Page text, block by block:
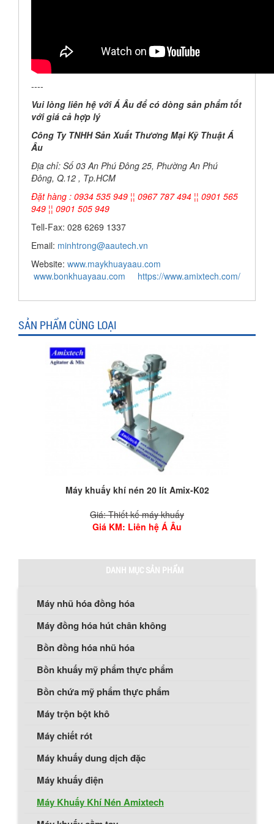
----
Vui lòng liên hệ với Á Âu để có dòng sản phẩm tốt
với giá cả hợp lý
Công Ty TNHH Sản Xuất Thương Mại Kỹ Thuật Á
Âu
Địa chỉ: Số 03 An Phú Đông 25, Phường An Phú
Đông, Q.12 , Tp.HCM
Đặt hàng : 0934 535 949 ¦¦ 0967 787 494 ¦¦ 0901 565
949 ¦¦ 0901 505 949
Tell-Fax: 028 6269 1337
Email: minhtrong@aautech.vn
Website: www.maykhuayaau.com
www.bonkhuayaau.com
https://www.amixtech.com/
SẢN PHẨM CÙNG LOẠI
Máy khuấy khí nén 20 lít Amix-K02
Giá: Thiết kế máy khuấy
Giá KM: Liên hệ Á Âu
DANH MỤC SẢN PHẨM
Máy nhũ hóa đồng hóa
Máy đồng hóa hút chân không
Bồn đồng hóa nhũ hóa
Bồn khuấy mỹ phẩm thực phẩm
Bồn chứa mỹ phẩm thực phẩm
Máy trộn bột khô
Máy chiết rót
Máy khuấy dung dịch đặc
Máy khuấy điện
Máy Khuấy Khí Nén Amixtech